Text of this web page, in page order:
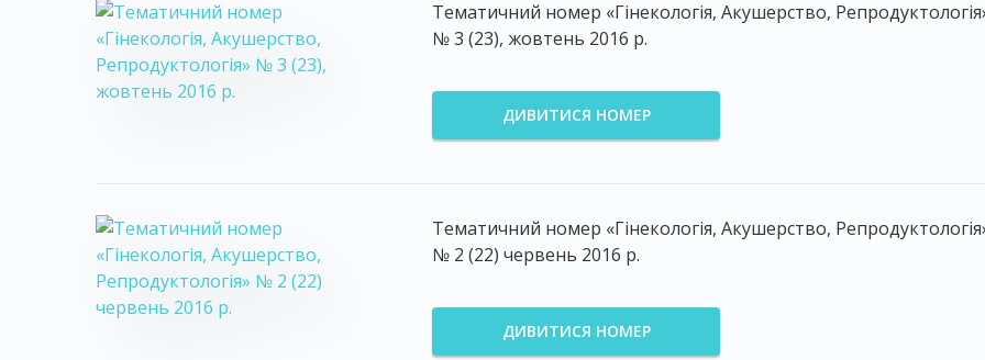
Тематичний номер «Гінекологія, Акушерство,
№ 3 (23), жовтень 2016 р.
ДИВИТИСЯ НОМЕР
Тематичний номер «Гінекологія, Акушерство,
№ 2 (22) червень 2016 р.
ДИВИТИСЯ НОМЕР